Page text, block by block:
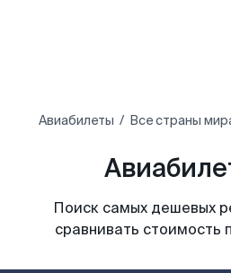
Авиабилеты Все страны
Поиск самых дешевых
сравнивать стоимость